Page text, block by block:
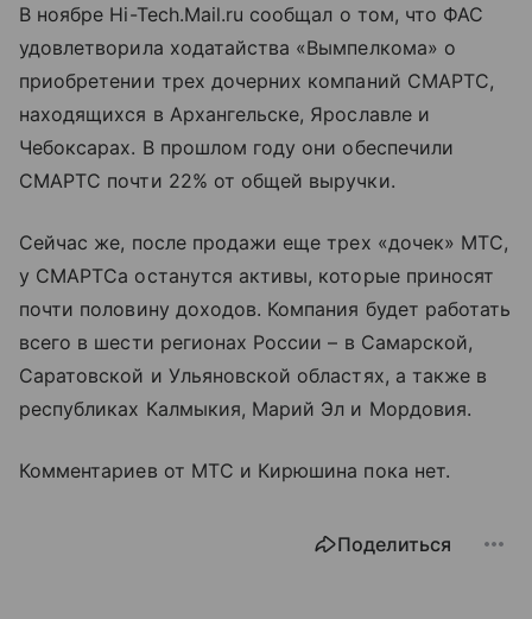
В ноябре Hi-Tech.Mail.ru сообщал о том, что ФАС
удовлетворила ходатайства «Вымпелкома» о
приобретении трех дочерних компаний СМАРТС,
находящихся в Архангельске, Ярославле и
Чебоксарах. В прошлом году они обеспечили
СМАРТС почти 22% от общей выручки.
Сейчас же, после продажи еще трех «дочек» МТС,
у СМАРТСа останутся активы, которые приносят
почти половину доходов. Компания будет работать
всего в шести регионах России – в Самарской,
Саратовской и Ульяновской областях, а также в
республиках Калмыкия, Марий Эл и Мордовия.
Комментариев от МТС и Кирюшина пока нет.
Поделиться